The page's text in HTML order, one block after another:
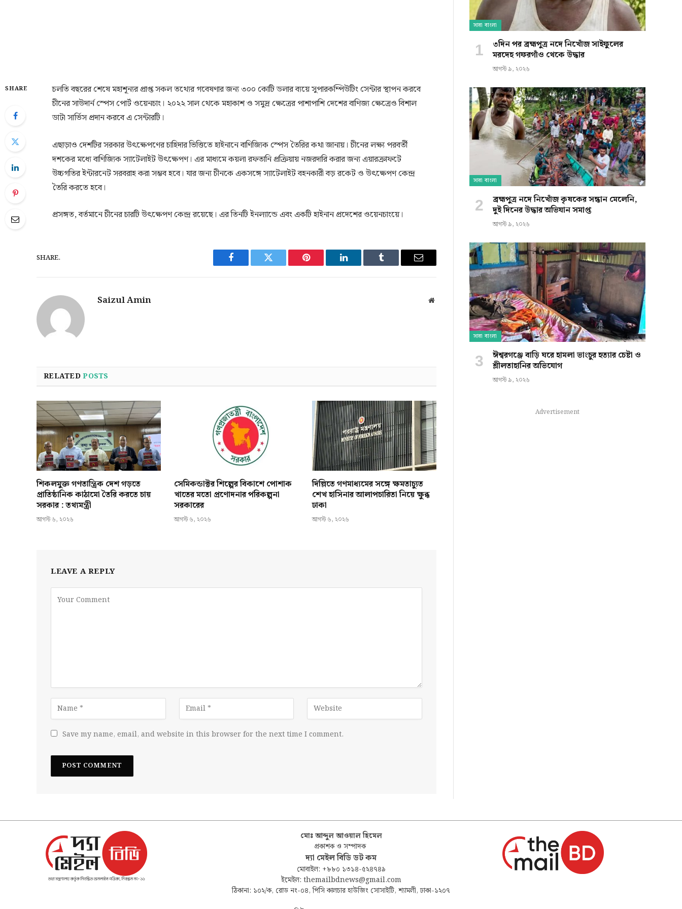
SHARE
চলতি বছরের শেষে মহাশূন্যর প্রাপ্ত সকল তথ্যের গবেষণার জন্য ৩০০ কোটি ডলার ব্যয়ে সুপারকম্পিউটিং সেন্টার স্থাপন করবে
চীনের সাউদার্ন স্পেস পোর্ট ওয়েনচাং। ২০২২ সাল থেকে মহাকাশ ও সমুদ্র ক্ষেত্রের পাশাপাশি দেশের বাণিজ্য ক্ষেত্রেও বিশাল
ডাটা সার্ভিস প্রদান করবে এ সেন্টারটি।
এছাড়াও দেশটির সরকার উৎক্ষেপণের চাহিদার ভিত্তিতে হাইনানে বাণিজ্যিক স্পেস তৈরির কথা জানায়। চীনের লক্ষ্য পরবর্তী
দশকের মধ্যে বাণিজ্যিক স্যাটেলাইট উৎক্ষেপণ। এর মাধ্যমে কয়লা রফতানি প্রক্রিয়ায় নজরদারি করার জন্য এয়ারক্রাফটে
উচ্চগতির ইন্টারনেট সরবরাহ করা সম্ভব হবে। যার জন্য চীনকে একসঙ্গে স্যাটেলাইট বহনকারী বড় রকেট ও উৎক্ষেপণ কেন্দ্র
তৈরি করতে হবে।
প্রসঙ্গত, বর্তমানে চীনের চারটি উৎক্ষেপণ কেন্দ্র রয়েছে। এর তিনটি ইনল্যান্ডে এবং একটি হাইনান প্রদেশের ওয়েনচাংয়ে।
SHARE.
Facebook Twitter Pinterest LinkedIn Tumblr Email
Saizul Amin Website
RELATEDPOSTS
শিকলমুক্ত গণতান্ত্রিক দেশ গড়তে
প্রাতিষ্ঠানিক কাঠামো তৈরি করতে চায়
সরকার : তথ্যমন্ত্রী
আগস্ট ৬, ২০২৬
সেমিকন্ডাক্টর শিল্পের বিকাশে পোশাক
খাতের মতো প্রণোদনার পরিকল্পনা
সরকারের
আগস্ট ৬, ২০২৬
দিল্লিতে গণমাধ্যমের সঙ্গে ক্ষমতাচ্যুত
শেখ হাসিনার আলাপচারিতা নিয়ে ক্ষুব্ধ
ঢাকা
আগস্ট ৬, ২০২৬
LEAVE A REPLY
Save my name, email, and website in this browser for the next time I comment.
সারা বাংলা
৩দিন পর ব্রহ্মপুত্র নদে নিখোঁজ সাইফুলের
মরদেহ গফরগাঁও থেকে উদ্ধার
আগস্ট ৯, ২০২৬
সারা বাংলা
ব্রহ্মপুত্র নদে নিখোঁজ কৃষকের সন্ধান মেলেনি,
দুই দিনের উদ্ধার অভিযান সমাপ্ত
আগস্ট ৯, ২০২৬
সারা বাংলা
ঈশ্বরগঞ্জে বাড়ি ঘরে হামলা ভাংচুর হত্যার চেষ্টা ও
শ্লীলতাহানির অভিযোগ
আগস্ট ৯, ২০২৬
Advertisement
মোঃ আব্দুল আওয়াল হিমেল
প্রকাশক ও সম্পাদক
দ্যা মেইল বিডি ডট কম
মোবাইল: +৮৮০ ১৩১৪-৫২৪৭৪৯
ইমেইল: themailbdnews@gmail.com
ঠিকানা: ১০২/ক, রোড নং-০৪, পিসি কালচার হাউজিং সোসাইটি, শ্যামলী, ঢাকা-১২০৭